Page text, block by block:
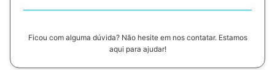
Ficou com alguma dúvida? Não hesite em nos contatar. Estamos
aqui para ajudar!